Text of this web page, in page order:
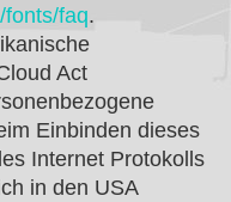
faq.
Act
Einbinden dieses
Internet Protokolls
in den USA